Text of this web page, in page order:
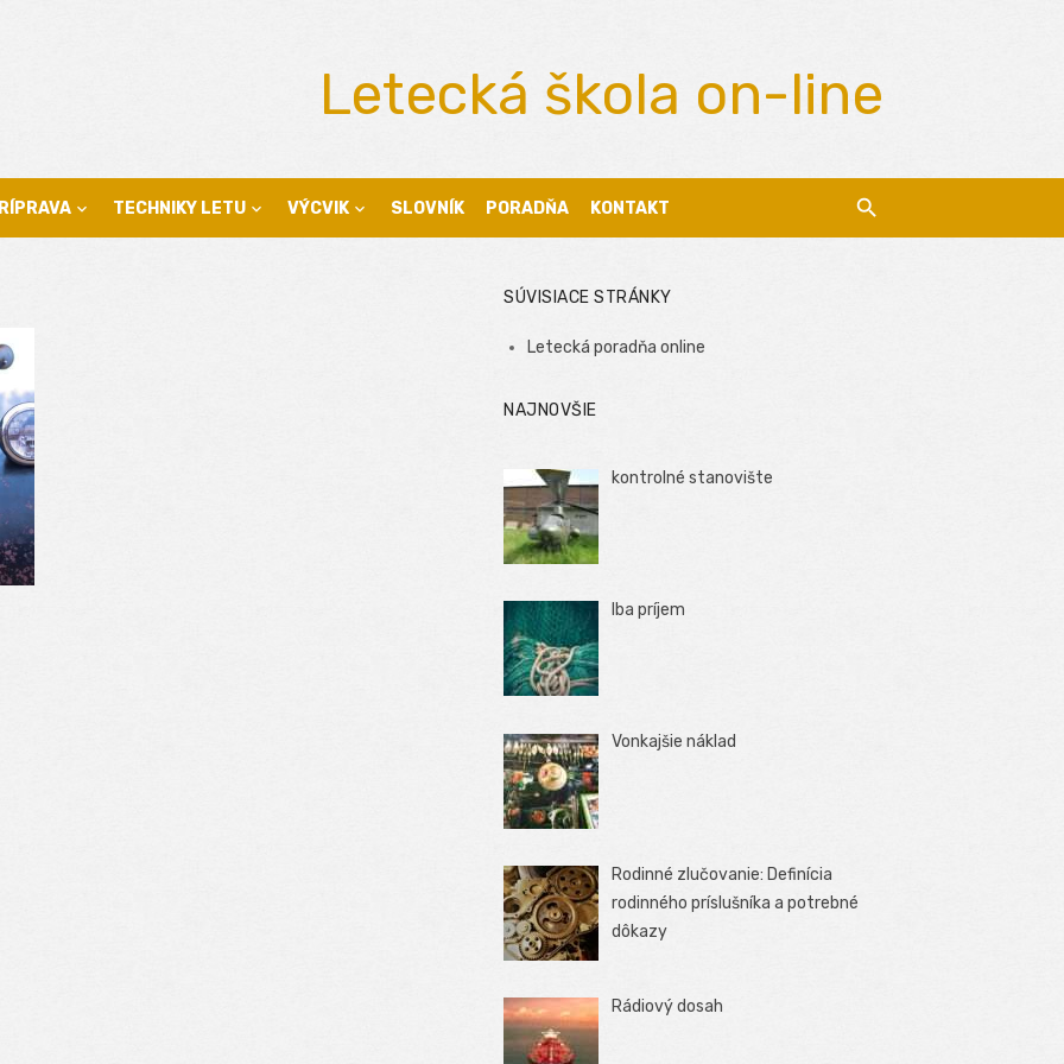
Letecká škola on-line
TECHNIKY LETU VÝCVIK SLOVNÍK PORADŇA KONTAKT
SÚVISIACE STRÁNKY
Letecká poradňa online
NAJNOVŠIE
kontrolné stanovište
Iba príjem
Vonkajšie náklad
Rodinné zlučovanie: Definícia
rodinného príslušníka a potrebné
dôkazy
Rádiový dosah